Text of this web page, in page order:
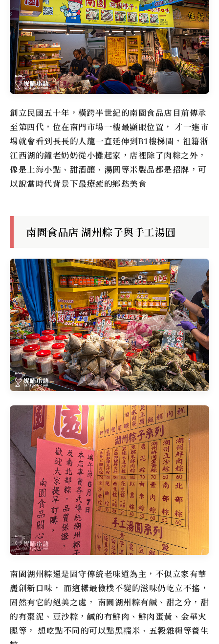
創立民國五十年，橫跨半世紀的南園食品店目前傳承
至第四代，位在南門市場一樓最顯眼位置， 才一進市
場就會看到長長的人龍一直延伸到B1樓梯間，祖籍浙
江西湖的鐘老奶奶從小攤起家，店裡除了肉粽之外，
像是上海小點、甜酒釀、湯圓等米製品都是招牌，可
以說當時代背景下最療癒的鄉愁美食
南園食品店 湖州粽子與手工湯圓
南園湖州粽還是固守傳統老味道為主，不似立家有華
麗創新口味， 而這樣最儉樸不變的滋味仍屹立不搖，
固然有它的絕美之處， 南園湖州粽有鹹、甜之分，甜
的有棗泥、豆沙粽，鹹的有鮮肉、鮮肉蛋黃、金華火
腿等， 想吃點不同的可以點黑糯米、五穀雜糧等養生